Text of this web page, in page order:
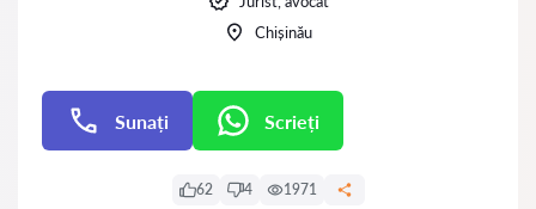
Chișinău
Sunați Scrieți
62 4 1971